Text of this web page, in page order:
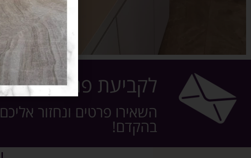
לקביעת פגישה
השאירו פרטים ונחזור אליכם
בהקדם!